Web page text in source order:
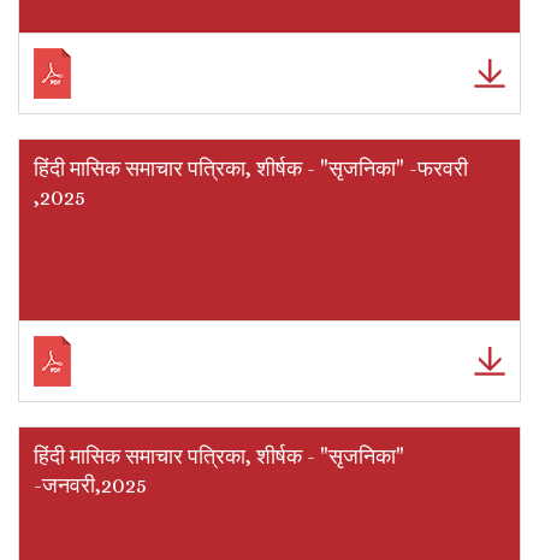
हिंदी मासिक समाचार पत्रिका, शीर्षक - "सृजनिका" -फरवरी
,2025
हिंदी मासिक समाचार पत्रिका, शीर्षक - "सृजनिका"
-जनवरी,2025